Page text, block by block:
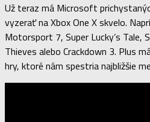
Už teraz má Microsoft
vyzerať na Xbox One X skvelo.
Motorsport 7, Super Lucky’s
Thieves alebo Crackdown 3. Plus
hry, ktoré nám spestria najbližšie